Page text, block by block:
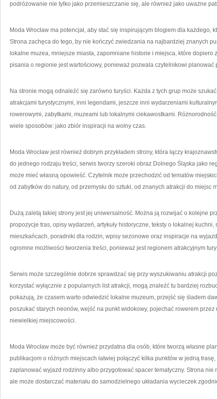
podróżowanie nie tylko jako przemieszczanie się, ale również jako uważne
Moda Wrocław ma potencjał, aby stać się inspirującym blogiem dla każdego,
Strona zachęca do tego, by nie kończyć zwiedzania na najbardziej znanych
lokalne muzea, mniejsze miasta, zapomniane historie i miejsca, które dopiero
pisania o regionie jest wartościowy, ponieważ pozwala czytelnikowi
Na stronie mogą odnaleźć się zarówno turyści. Każda z tych grup może
atrakcjami turystycznymi, inni legendami, jeszcze inni wydarzeniami
rowerowymi, zabytkami, muzeami lub lokalnymi ciekawostkami.
wiele sposobów: jako zbiór inspiracji na wolny czas.
Moda Wrocław jest również dobrym przykładem strony, która łączy
do jednego rodzaju treści, serwis tworzy szeroki obraz Dolnego Śląska jako
może mieć własną opowieść. Czytelnik może przechodzić od tematów
od zabytków do natury, od przemysłu do sztuki, od znanych atrakcji do miejsc
Dużą zaletą takiej strony jest jej uniwersalność. Można ją rozwijać o kolejne
propozycje tras, opisy wydarzeń, artykuły historyczne, teksty o lokalnej
mieszkańcach, poradniki dla rodzin, wpisy sezonowe oraz inspiracje na
ogromne możliwości tworzenia treści, ponieważ jest regionem atrakcyjnym
Serwis może szczególnie dobrze sprawdzać się przy wyszukiwaniu atrakcji
korzystać wyłącznie z popularnych list atrakcji, mogą znaleźć tu bardziej
pokazują, że czasem warto odwiedzić lokalne muzeum, przejść się śladem
poszukać starych neonów, wejść na punkt widokowy, pojechać rowerem
niewielkiej miejscowości.
Moda Wrocław może być również przydatna dla osób, które tworzą własne
publikacjom o różnych miejscach łatwiej połączyć kilka punktów w jedną
zaplanować wyjazd rodzinny albo przygotować spacer tematyczny. Strona
ale może dostarczać materiału do samodzielnego układania wycieczek